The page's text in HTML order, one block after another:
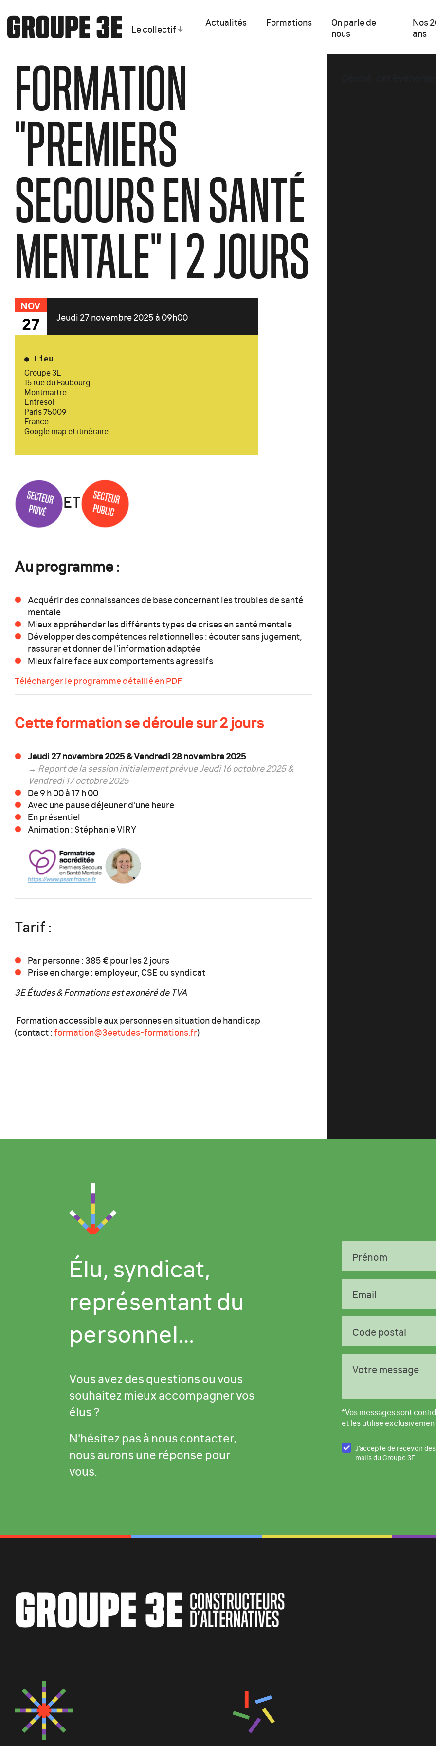
Le collectif
Actualités Formations
On parle de
nous
Nos
ans
FORMATION
"PREMIERS
SECOURS EN SANTÉ
MENTALE" | 2 JOURS
NOV
27 Jeudi 27 novembre 2025 à 09h00
●Lieu
Groupe 3E
15 rue du Faubourg
Montmartre
Entresol
Paris 75009
France
Google map et itinéraire
ET
Au programme :
Acquérir des connaissances de base concernant les troubles de santé
mentale
Mieux appréhender les différents types de crises en santé mentale
Développer des compétences relationnelles : écouter sans jugement,
rassurer et donner de l'information adaptée
Mieux faire face aux comportements agressifs
Télécharger le programme détaillé en PDF
Cette formation se déroule sur 2 jours
Jeudi 27 novembre 2025 & Vendredi 28 novembre 2025
→ Report de la session initialement prévue Jeudi 16 octobre 2025 &
Vendredi 17 octobre 2025
De 9 h 00 à 17 h 00
Avec une pause déjeuner d'une heure
En présentiel
Animation : Stéphanie VIRY
Tarif :
Par personne : 385 € pour les 2 jours
Prise en charge : employeur, CSE ou syndicat
3E Études & Formations est exonéré de TVA
Formation accessible aux personnes en situation de handicap
(contact :formation@3eetudes-formations.fr)
Élu, syndicat,
représentant du
personnel...
Vous avez des questions ou vous
souhaitez mieux accompagner vos
élus ?
N'hésitez pas à nous contacter,
nous aurons une réponse pour
vous.
Prénom
Email
Code postal
Votre message
*Vos messages sont
et les utilise
J’accepte de recevoir
mails du Groupe 3E